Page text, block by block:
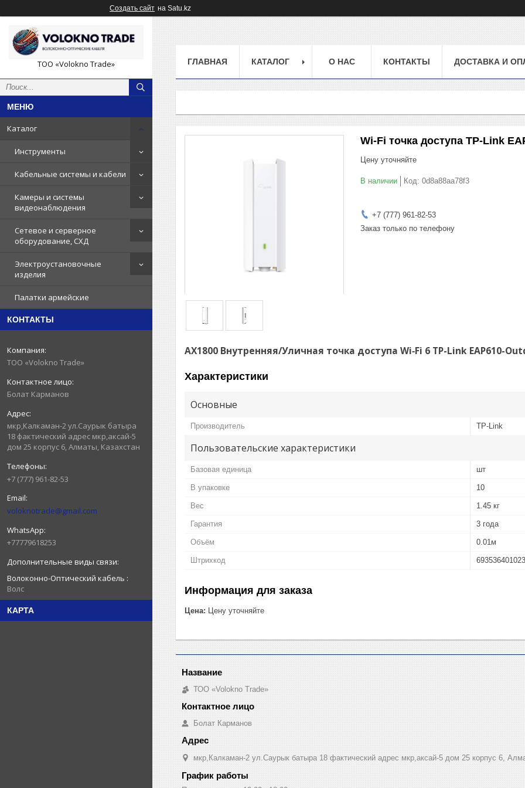
Создать сайт на Satu.kz
ТОО «Volokno Trade»
Каталог
Инструменты
Кабельные системы и кабели
Камеры и системы
видеонаблюдения
Сетевое и серверное
оборудование, СХД
Электроустановочные
изделия
Палатки армейские
КОНТАКТЫ
ТОО «Volokno Trade»
Болат Карманов
мкр,Калкаман-2 ул.Саурык батыра
18 фактический адрес мкр,аксай-5
дом 25 корпус 6, Алматы, Казахстан
+7 (777) 961-82-53
voloknotrade@gmail.com
+77779618253
Волоконно-Оптический кабель
Волс
КАРТА
ГЛАВНАЯ КАТАЛОГ О НАС КОНТАКТЫ ДОСТАВКА И
Wi-Fi точка доступа TP-Link
Цену уточняйте
В наличии Код: 0d8a88aa78f3
+7 (777) 961-82-53
Заказ только по телефону
AX1800 Внутренняя/Уличная точка доступа Wi‑Fi 6 TP-Link EAP610-
Характеристики
Основные
Производитель TP-Link
Пользовательские характеристики
Базовая единица шт
В упаковке 10
Вес 1.45 кг
Гарантия 3 года
Объём 0.01м
Штрихкод
Информация для заказа
Цена: Цену уточняйте
ТОО «Volokno Trade»
Болат Карманов
мкр,Калкаман-2 ул.Саурык батыра 18 фактический адрес мкр,аксай-5 дом 25 корпус 6,
График работы